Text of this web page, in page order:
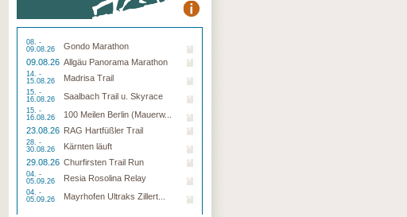
08. -
09.08.26
Gondo Marathon
09.08.26 Allgäu Panorama Marathon
14. -
15.08.26
Madrisa Trail
15. -
16.08.26
Saalbach Trail u. Skyrace
15. -
16.08.26
100 Meilen Berlin (Mauerw...
23.08.26 RAG Hartfüßler Trail
28. -
30.08.26
Kärnten läuft
29.08.26 Churfirsten Trail Run
04. -
05.09.26
Resia Rosolina Relay
04. -
05.09.26
Mayrhofen Ultraks Zillert...